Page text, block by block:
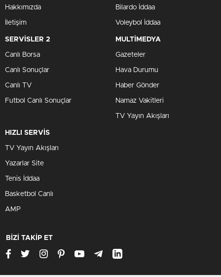
Hakkımızda
İletişim
Bilardo İddaa
Voleybol İddaa
SERVİSLER 2
Canlı Borsa
Canlı Sonuçlar
Canlı TV
Futbol Canlı Sonuçlar
MULTİMEDYA
Gazeteler
Hava Durumu
Haber Gönder
Namaz Vakitleri
TV Yayın Akışları
HIZLI SERVİS
TV Yayın Akışları
Yazarlar Site
Tenis İddaa
Basketbol Canlı
AMP
BİZİ TAKİP ET